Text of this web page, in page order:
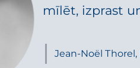
mīlēt, izprast
Jean-Noël